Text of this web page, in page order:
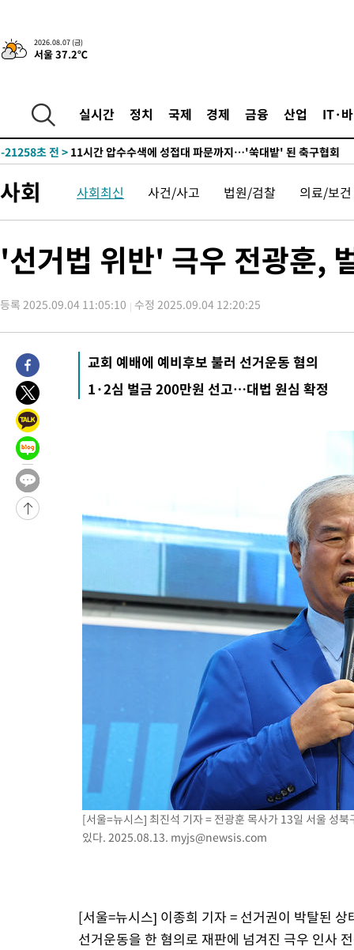
2026.08.07 (금)
서울 37.2℃
실시간 정치 국제 경제 금융 산업 IT·
-25435초 전 >[속보]원·달러 환율, 7.7원 내린 1416.1원 마감
-25324초 전 > [속보] 노원서 40.1도 관측…서울, 2018년 이후 첫 40도
-21287초 전 >
외신들도 주목한 韓축구 파문…"국민적 공분에 수사 재개"
-21258초 전 >
-20280초 전 > [속보]규제합리화위원회 부위원장에 김태유 서울대 공대 교
-11963초 전 >
[속보] 7월 중국 수출 23.9%↑ 수입 27.5%↑…무역총액
-9123초 전 >[속보]'채상병 순직 책임' 임성근, 항소심도 징역 3년
-5589초 전 > 민주 콩고 에볼라환자 4천명 돌파, 4053명 발생 1850명 사망
-4033초 전 >"미 전국적 살모네라 식중독 원인은 멕시코산 할라피뇨"-- CDC
-2546초 전 >[속보]경찰·노동부, HL만도 평택사업장 끼임 사망 관련 압수수
-31373초 전 >
낮 최고 37도 찜통더위…곳곳 소나기·강원 많은 비[내일날씨]
-29679초 전 >
SK하이닉스, 용인·청주 팹에 54조 투자…"AI 메모리 수요 선
응"
-26535초 전 >
여자배구 이재영·이다영 자매, 아제르바이잔 투란VC 입단
-25788초 전 >
-25522초 전 >
-25475초 전 >
-25455초 전 >
-25344초 전 >
[속보] 노원서 40.1도 관측…서울, 2018년 이후 첫 40도
[속보]종합특검, '계엄 수용공간 확보' 신용해 前교정본부장
외신들도 주목한 韓축구 파문…"국민적 공분에 수사 재개"
11시간 압수수색에 성접대 파문까지…'쑥대밭' 된 축구협회
[속보]규제합리화위원회 부위원장에 김태유 서울대 공대 교
[속보]국힘 윤리위, '돌려차기 발언' 진종오·서범수 징계 절차
[속보] 7월 중국 수출 23.9%↑ 수입 27.5%↑…무역총액
[속보]'채상병 순직 책임' 임성근, 항소심도 징역 3년
[속보]종합특검, '관저이전 봐주기 감사' 유병호 구속기소
민주 콩고 에볼라환자 4천명 돌파, 4053명 발생 1850명 사망
[속보]'300억원대 사기 혐의' 차가원 대표 구속 송치
"미 전국적 살모네라 식중독 원인은 멕시코산 할라피뇨"-- CDC
[속보]경찰·노동부, HL만도 평택사업장 끼임 사망 관련 압수수
사회 사회최신 사건/사고 법원/검찰 의료/보건
'선거법 위반' 극우 전광훈,
등록 2025.09.04 11:05:10 수정 2025.09.04 12:20:25
교회 예배에 예비후보 불러 선거운동 혐의
1·2심 벌금 200만원 선고…대법 원심 확정
[서울=뉴시스] 최진석 기자 = 전광훈 목사가 13일 서울 성
있다. 2025.08.13. myjs@newsis.com
[서울=뉴시스] 이종희 기자 = 선거권이 박탈된
선거운동을 한 혐의로 재판에 넘겨진 극우 인사